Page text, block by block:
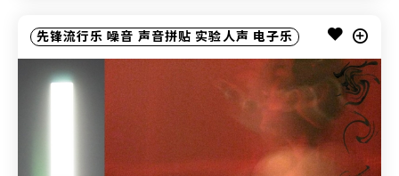
先锋流行乐 噪音 声音拼贴 实验人声 电子乐